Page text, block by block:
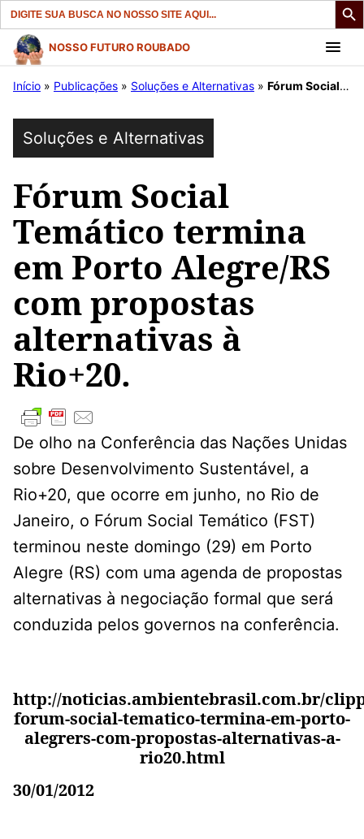
Search
for:
Pular
para
conteúdo
NOSSO FUTURO ROUBADO
Início » Publicações » Soluções e Alternativas » Fórum Social Temático termina em Porto Alegre/RS com propostas alternativas à Rio+20.
Soluções e Alternativas
Fórum Social
Temático termina
em Porto Alegre/RS
com propostas
alternativas à
Rio+20.
De olho na Conferência das Nações Unidas
sobre Desenvolvimento Sustentável, a
Rio+20, que ocorre em junho, no Rio de
Janeiro, o Fórum Social Temático (FST)
terminou neste domingo (29) em Porto
Alegre (RS) com uma agenda de propostas
alternativas à negociação formal que será
conduzida pelos governos na conferência.
http://noticias.ambientebrasil.com.br/
forum-social-tematico-termina-em-porto-
alegrers-com-propostas-alternativas-a-
rio20.html
30/01/2012